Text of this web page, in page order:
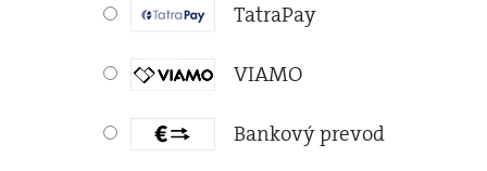
TatraPay
VIAMO
Bankový prevod